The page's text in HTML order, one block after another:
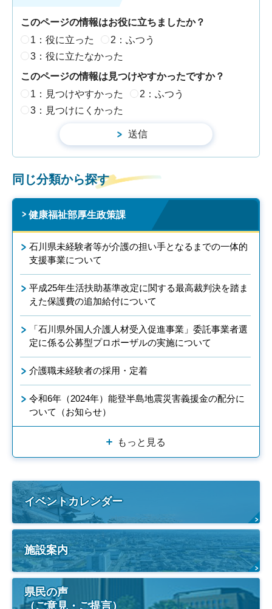
このページの情報はお役に立ちましたか？
1：役に立った
2：ふつう
3：役に立たなかった
このページの情報は見つけやすかったですか？
1：見つけやすかった
2：ふつう
3：見つけにくかった
同じ分類から探す
健康福祉部厚生政策課
石川県未経験者等が介護の担い手となるまでの一体的
支援事業について
平成25年生活扶助基準改定に関する最高裁判決を踏ま
えた保護費の追加給付について
「石川県外国人介護人材受入促進事業」委託事業者選
定に係る公募型プロポーザルの実施について
介護職未経験者の採用・定着
令和6年（2024年）能登半島地震災害義援金の配分に
ついて（お知らせ）
もっと見る
イベントカレンダー
施設案内
県民の声
（ご意見・ご提言）